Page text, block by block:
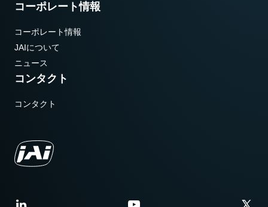
コーポレート情報
コーポレート情報
JAIについて
ニュース
コンタクト
コンタクト